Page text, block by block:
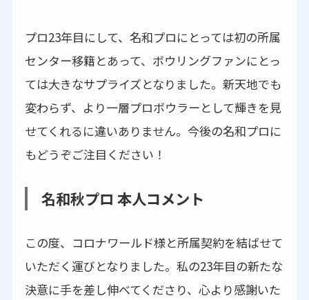
プロ23年目にして、名和プロにとっては初の所属
センター移籍とあって、ボウリングファンにとっ
ては大きなサプライズとなりました。新天地でも
変わらず、より一層プロボウラーとして輝きを見
せてくれるに違いありません。今後の名和プロに
もどうぞご注目ください！
名和秋プロ 本人コメント
この度、コロナワールド様と所属契約を結ばせて
いただく運びとなりました。私の23年目の新たな
決意に手を差し伸べてくださり、心より感謝いた